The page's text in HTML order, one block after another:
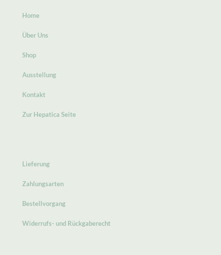
Home
Über Uns
Shop
Ausstellung
Kontakt
Zur Hepatica Seite
Lieferung
Zahlungsarten
Bestellvorgang
Widerrufs- und Rückgaberecht